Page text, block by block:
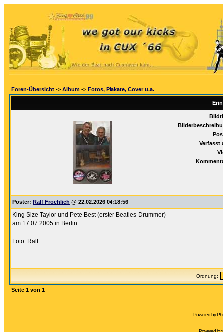
Foren-Übersicht -> Album -> Fotos, Plakate, Cover u.a.
Verfasst
Poster: Ralf Froehlich @ 22.02.2026 04:18:56
King Size Taylor und Pete Best (erster Beatles-Drummer)
am 17.07.2005 in Berlin.
Foto: Ralf
Ordnung:
Seite 1 von 1
Powered by
Powered by